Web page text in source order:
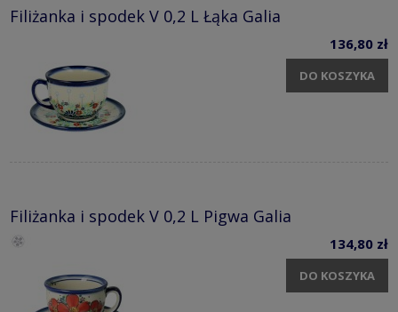
Filiżanka i spodek V 0,2 L Łąka Galia
136,80 zł
DO KOSZYKA
Filiżanka i spodek V 0,2 L Pigwa Galia
134,80 zł
DO KOSZYKA